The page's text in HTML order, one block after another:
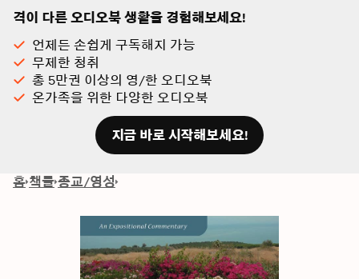
격이 다른 오디오북 생활을 경험해보세요!
언제든 손쉽게 구독해지 가능
무제한 청취
총 5만권 이상의 영/한 오디오북
온가족을 위한 다양한 오디오북
지금 바로 시작해보세요!
홈 책들 종교/영성